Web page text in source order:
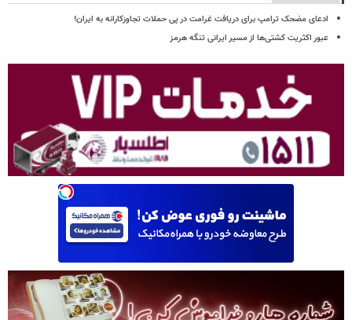
ادعای مضحک ترامپ برای دریافت غرامت در پی حملات تجاوزکارانه به ایران!
عبور اکثریت کشتی‌ها از مسیر ایرانی تنگه هرمز